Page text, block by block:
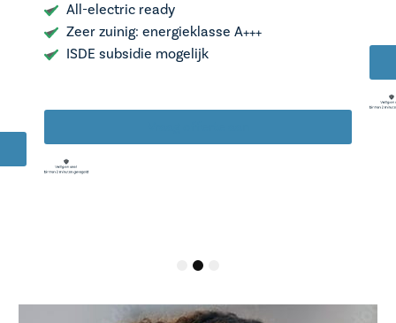
⁠All-electric ready
⁠Zeer zuinig: energieklasse A+++
⁠ISDE subsidie mogelijk